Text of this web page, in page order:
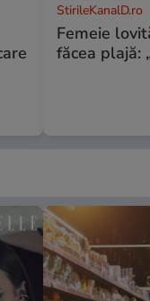
StirileKanalD.ro
Femeie
făcea plajă: